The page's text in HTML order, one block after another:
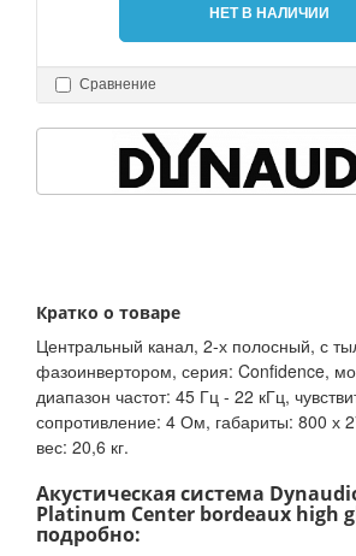
НЕТ В НАЛИЧИИ
Сравнение
Кратко о товаре
Центральный канал, 2-х полосный, с
фазоинвертором, серия: Confidence,
диапазон частот: 45 Гц - 22 кГц,
сопротивление: 4 Ом, габариты: 800 х
вес: 20,6 кг.
Акустическая система
Platinum Center bordeaux high
подробно: